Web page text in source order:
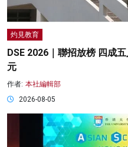
灼見教育
DSE 2026｜聯招放榜 四成
元
作者: 本社編輯部
2026-08-05